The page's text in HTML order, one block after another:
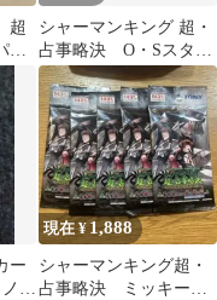
超
シャーマンキング 超・
占事略決 O・Sスター
ター1 未開封 4箱 未
開封
ー
ー
現在 ¥1,888
シャーマンキング超・
占事略決 ミッキー